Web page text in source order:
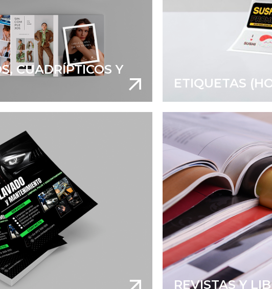
CUADRÍPTICOS Y
ETIQUETAS
REVISTAS Y